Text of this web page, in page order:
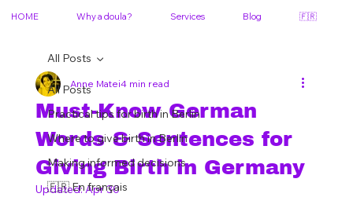
HOME Why a doula? Services Blog 🇫🇷
All Posts
Practical tips for birth in Berlin
Where to give birth in Berlin
Making informed decisions
🇫🇷 En français
All Posts
Must-Know German
Words & Sentences for
Giving Birth in Germany
Anne Matei4 min read
Updated:Apr 30